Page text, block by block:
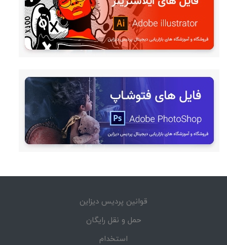
قوانین پردیس دیزاین
حمل و نقل رایگان
استخدام